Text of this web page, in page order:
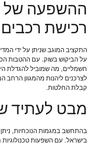
ההשפעה של
רכישת רכבים
התקציב המוגב שניתן על ידי
על הביקוש בשוק. עם ההטבות
חשמליים, מה שמוביל להגדלת
לצרכנים ליהנות מהמגוון הרחב
קבלת החלטות.
מבט לעתיד
בהתחשב במגמות הנוכחיות,
בישראל. עם השפעות